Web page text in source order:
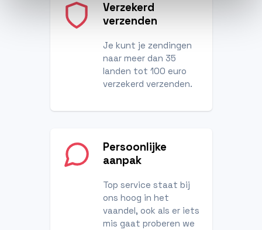
Verzekerd
verzenden
Je kunt je zendingen
naar meer dan 35
landen tot 100 euro
verzekerd verzenden.
Persoonlijke
aanpak
Top service staat bij
ons hoog in het
vaandel, ook als er iets
mis gaat proberen we